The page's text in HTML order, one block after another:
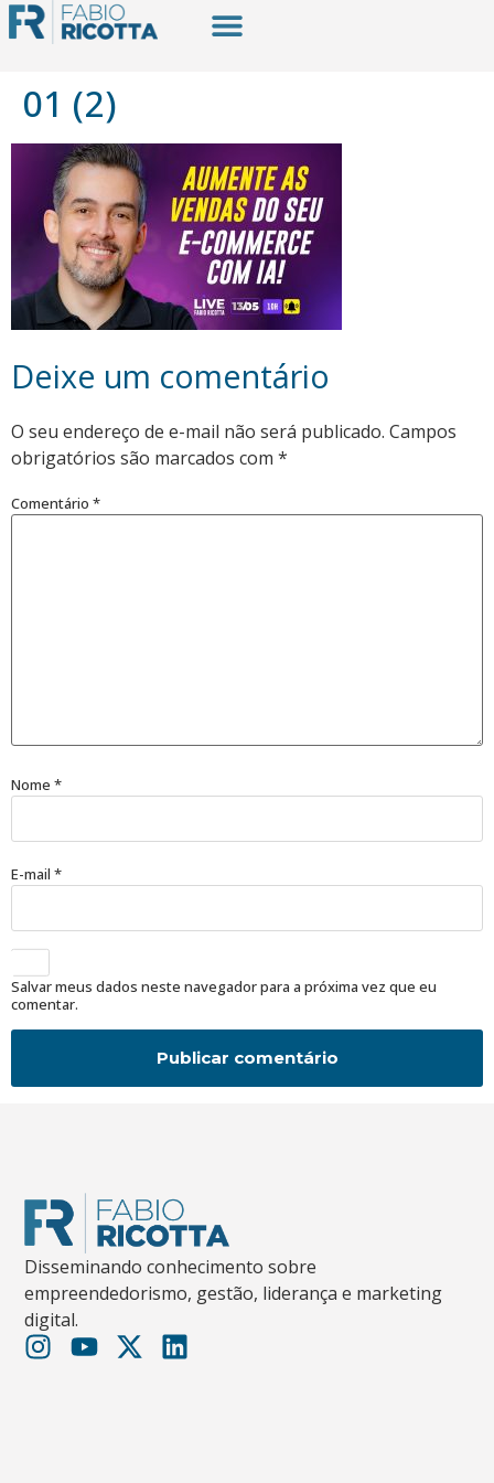
01 (2)
Deixe um comentário
O seu endereço de e-mail não será publicado. Campos
obrigatórios são marcados com *
Comentário *
Nome *
E-mail *
Salvar meus dados neste navegador para a próxima vez que eu
comentar.
Disseminando conhecimento sobre
empreendedorismo, gestão, liderança e marketing
digital.